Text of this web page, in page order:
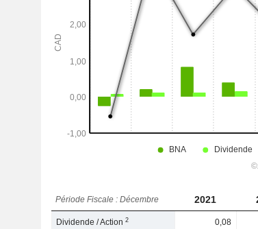
Période Fiscale : Décembre 2021
Dividende / Action2 0,08